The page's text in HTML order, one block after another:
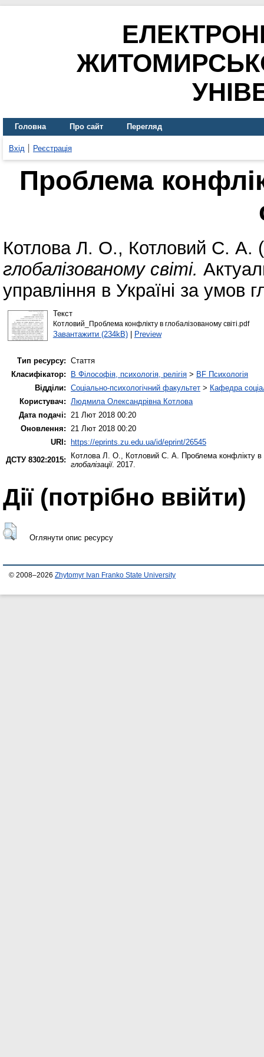
Головна Про сайт Перегляд
Вхід Реєстрація
Проблема
Котлова Л. О., Котловий С. А.
глобалізованому світі.
управління в Україні за умов
Текст
Котловий_Проблема конфлікту в глобалізованому світі.pdf
Завантажити (234kB)| Preview
Тип ресурсу: Стаття
Класифікатор:
B Філософія, психологія, релігія > BF Психологія
Відділи: Соціально-психологічний факультет > Кафедра
Користувач: Людмила Олександрівна Котлова
Дата подачі: 21 Лют 2018 00:20
Оновлення: 21 Лют 2018 00:20
URI:
https://eprints.zu.edu.ua/id/eprint/26545
ДСТУ 8302:2015:
Котлова Л. О., Котловий С. А. Проблема конфлікту в
глобалізації. 2017.
Дії ​​(потрібно ввійти)
Оглянути опис ресурсу
© 2008–2026 Zhytomyr Ivan Franko State University